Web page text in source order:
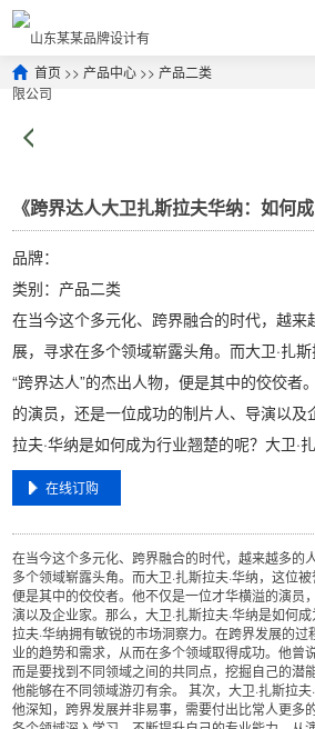
首页 >> 产品中心 >> 产品二类
《跨界达人大卫扎斯拉夫华纳：如何
品牌：
类别：产品二类
在当今这个多元化、跨界融合的时代，越来
展，寻求在多个领域崭露头角。而大卫·扎
“跨界达人”的杰出人物，便是其中的佼佼者
的演员，还是一位成功的制片人、导演以及
拉夫·华纳是如何成为行业翘楚的呢？大卫·
在线订购
在当今这个多元化、跨界融合的时代，越来越多的
多个领域崭露头角。而大卫·扎斯拉夫·华纳，这位被
便是其中的佼佼者。他不仅是一位才华横溢的演员
演以及企业家。那么，大卫·扎斯拉夫·华纳是如何
拉夫·华纳拥有敏锐的市场洞察力。在跨界发展的
业的趋势和需求，从而在多个领域取得成功。他曾
而是要找到不同领域之间的共同点，挖掘自己的潜
他能够在不同领域游刃有余。 其次，大卫·扎斯拉夫
他深知，跨界发展并非易事，需要付出比常人更多